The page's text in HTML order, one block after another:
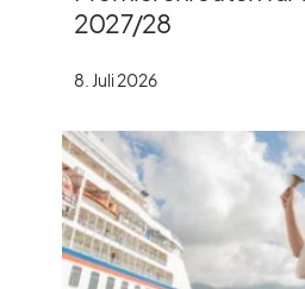
2027/​28
8. Juli 2026